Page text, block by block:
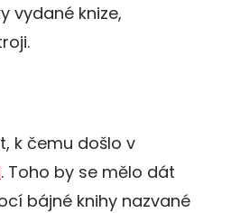
vydané knize,
k čemu došlo v
. Toho by se mělo dát
bájné knihy nazvané